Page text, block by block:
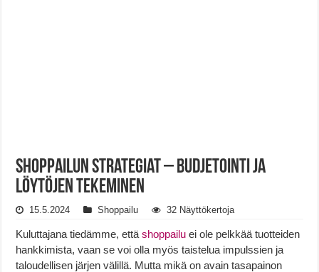
Shoppailun Strategiat – Budjetointi ja
Löytöjen Tekeminen
15.5.2024 Shoppailu 32 Näyttökertoja
Kuluttajana tiedämme, ettäshoppailu ei ole pelkkää tuotteiden
hankkimista, vaan se voi olla myös taistelua impulssien ja
taloudellisen järjen välillä. Mutta mikä on avain tasapainon